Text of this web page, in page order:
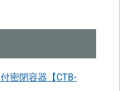
密閉容器【CTB-